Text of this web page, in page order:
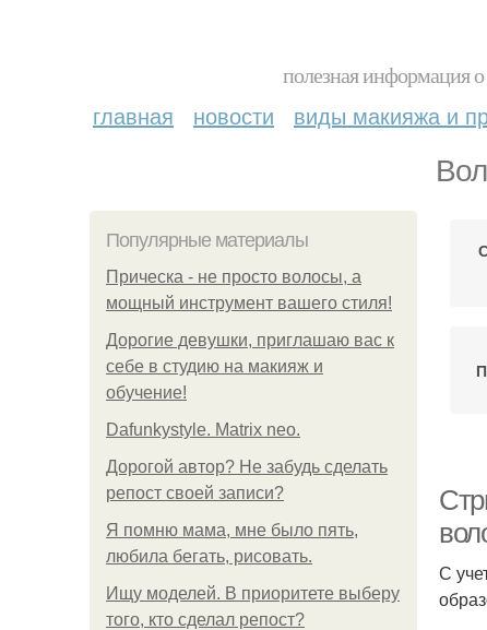
полезная информация
главная новости виды макияжа и
Популярные материалы
Прическа - не просто волосы, а
мощный инструмент вашего стиля!
Дорогие девушки, приглашаю вас к
себе в студию на макияж и
обучение!
Dafunkystyle. Matrix neo.
Дорогой автор? Не забудь сделать
репост своей записи?
Я помню мама, мне было пять,
любила бегать, рисовать.
Ищу моделей. В приоритете выберу
того, кто сделал репост?
С